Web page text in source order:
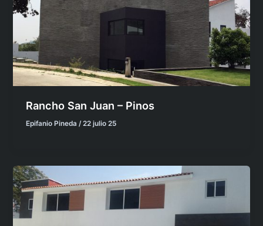
Rancho San Juan – Pinos
Epifanio Pineda/22 julio 25